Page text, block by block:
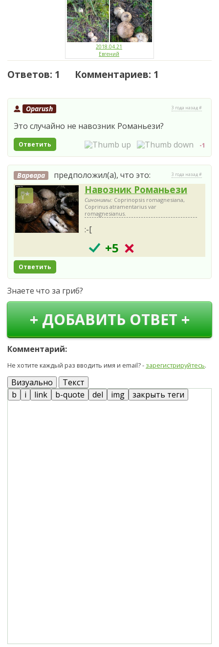
2018.04.21
Евгений
Ответов: 1 Комментариев: 1
Oparush 3 года назад #
Это случайно не навозник Романьези?
Ответить -1
Варвара предположил(а), что это: 3 года назад #
Навозник Романьези
Синонимы: Coprinopsis romagnesiana,
Coprinus atramentarius var
romagnesianus.
:-[
+5
Ответить
Знаете что за гриб?
+ ДОБАВИТЬ ОТВЕТ +
Комментарий:
Не хотите каждый раз вводить имя и email? - зарегистрируйтесь.
Визуально Текст